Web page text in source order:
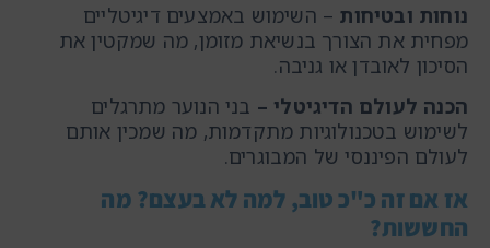
נוחות ובטיחות – השימוש באמצעים דיגיטליים
מפחית את הצורך בנשיאת מזומן, מה שמקטין את
הסיכון לאובדן או גניבה.
הכנה לעולם הדיגיטלי – בני הנוער מתרגלים
לשימוש בטכנולוגיות מתקדמות, מה שמכין אותם
לעולם הפיננסי של המבוגרים.
אז אם זה כ"כ טוב, למה לא בעצם? מה
החששות?